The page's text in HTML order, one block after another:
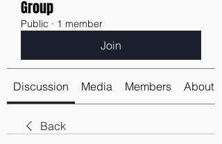
Group
Public · 1 member
Join
Discussion Media Members About
Back